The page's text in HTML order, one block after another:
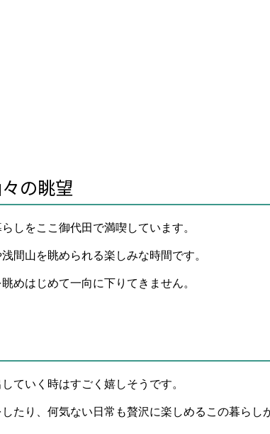
の眺望
しをここ御代田で満喫しています。
間山を眺められる楽しみな時間です。
めはじめて一向に下りてきません。
ていく時はすごく嬉しそうです。
たり、何気ない日常も贅沢に楽しめるこの暮らし